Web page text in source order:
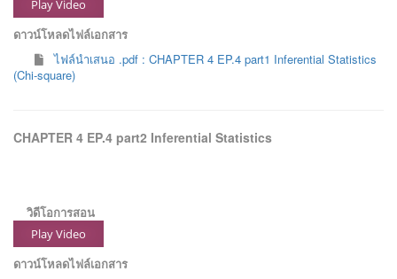
Play Video
ดาวน์โหลดไฟล์เอกสาร
ไฟล์นำเสนอ .pdf : CHAPTER 4 EP.4 part1 Inferential Statistics
(Chi-square)
CHAPTER 4 EP.4 part2 Inferential Statistics
วิดีโอการสอน
Play Video
ดาวน์โหลดไฟล์เอกสาร